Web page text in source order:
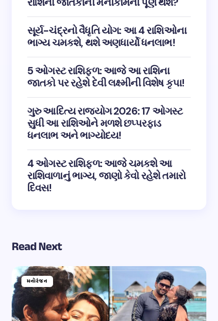
સૂર્ય-ચંદ્રનો વૈધૃતિ યોગ: આ 4 રાશિઓના
ભાગ્ય ચમકશે, થશે અણધાર્યો ધનલાભ!
5 ઓગસ્ટ રાશિફળ: આજે આ રાશિના
જાતકો પર રહેશે દેવી લક્ષ્મીની વિશેષ કૃપા!
ગુરુ આદિત્ય રાજયોગ 2026: 17 ઓગસ્ટ
સુધી આ રાશિઓને મળશે છપ્પરફાડ
ધનલાભ અને ભાગ્યોદય!
4 ઓગસ્ટ રાશિફળ: આજે ચમકશે આ
રાશિવાળાનું ભાગ્ય, જાણો કેવો રહેશે તમારો
દિવસ!
Read Next
મનોરંજન